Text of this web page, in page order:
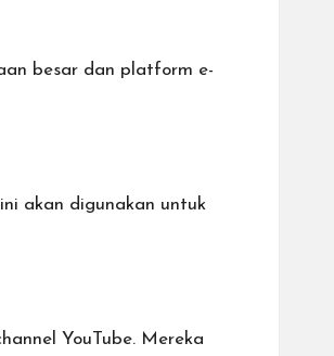
besar dan platform e-
akan digunakan untuk
YouTube. Mereka